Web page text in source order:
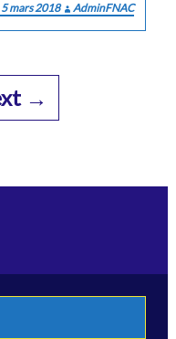
5 mars 2018 AdminFNAC
→